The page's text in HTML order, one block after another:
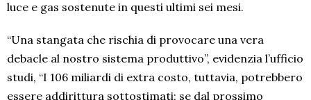
luce e gas sostenute in questi ultimi sei mesi.
“Una stangata che rischia di provocare una vera
debacle al nostro sistema produttivo”, evidenzia l’ufficio
studi, “I 106 miliardi di extra costo, tuttavia, potrebbero
essere addirittura sottostimati; se dal prossimo